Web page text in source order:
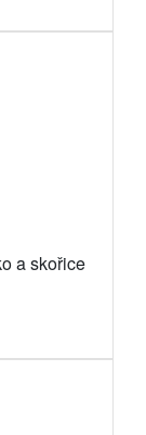
a skořice